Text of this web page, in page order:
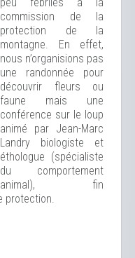
commission de la
protection de la
montagne. En effet,
nous n’organisions pas
une randonnée pour
découvrir fleurs ou
faune mais une
conférence sur le loup
animé par Jean-Marc
Landry biologiste et
éthologue (spécialiste
du comportement
animal), fin
protection.